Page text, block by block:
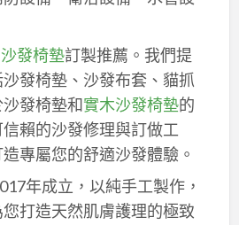
沙發椅墊訂製推薦。我們提
發椅墊、沙發布套、貓抓
發椅墊和實木沙發椅墊的
賴的沙發修理與訂做工
專屬您的舒適沙發體驗。
年成立，以純手工製作，
打造天然肌膚護理的極致